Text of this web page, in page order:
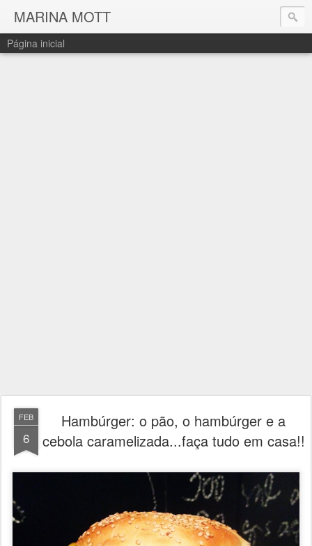
MARINA MOTT
Página inicial
FEB
6
Hambúrger: o pão, o hambúrger e a
cebola caramelizada...faça tudo em casa!!